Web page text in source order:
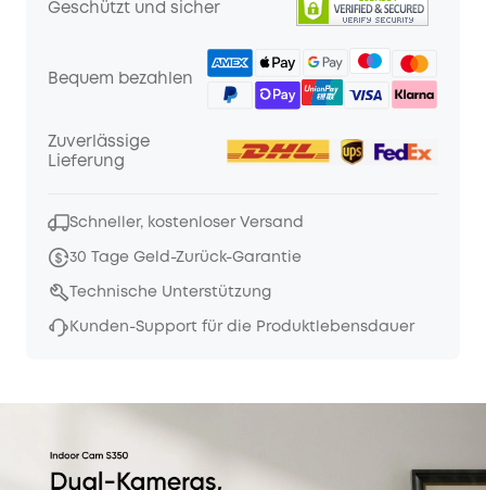
Geschützt und sicher
Bequem bezahlen
Zuverlässige
Lieferung
Schneller, kostenloser Versand
30 Tage Geld-Zurück-Garantie
Technische Unterstützung
Kunden-Support für die Produktlebensdauer